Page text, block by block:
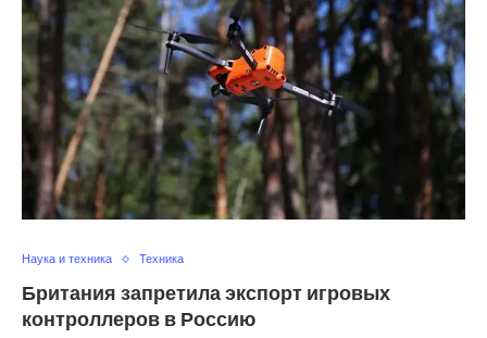
Наука и техника Техника
Британия запретила экспорт игровых
контроллеров в Россию